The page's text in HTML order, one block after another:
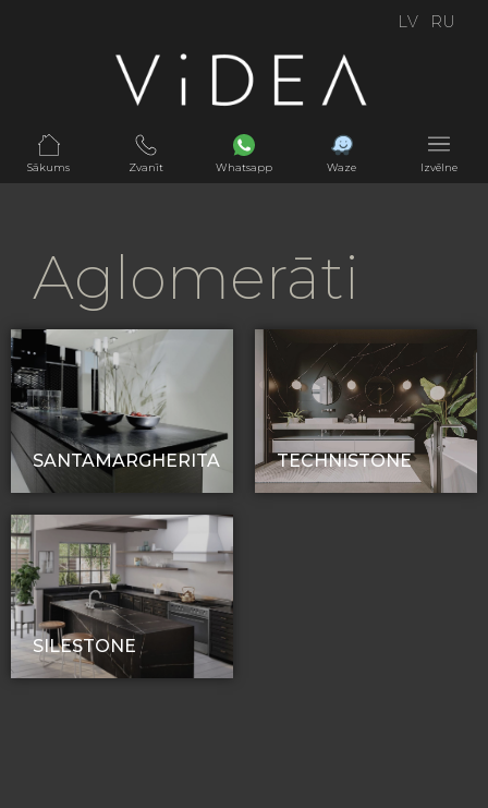
LV RU
Sākums Zvanīt Whatsapp Waze Izvēlne
Aglomerāti
SANTAMARGHERITA TECHNISTONE
SILESTONE